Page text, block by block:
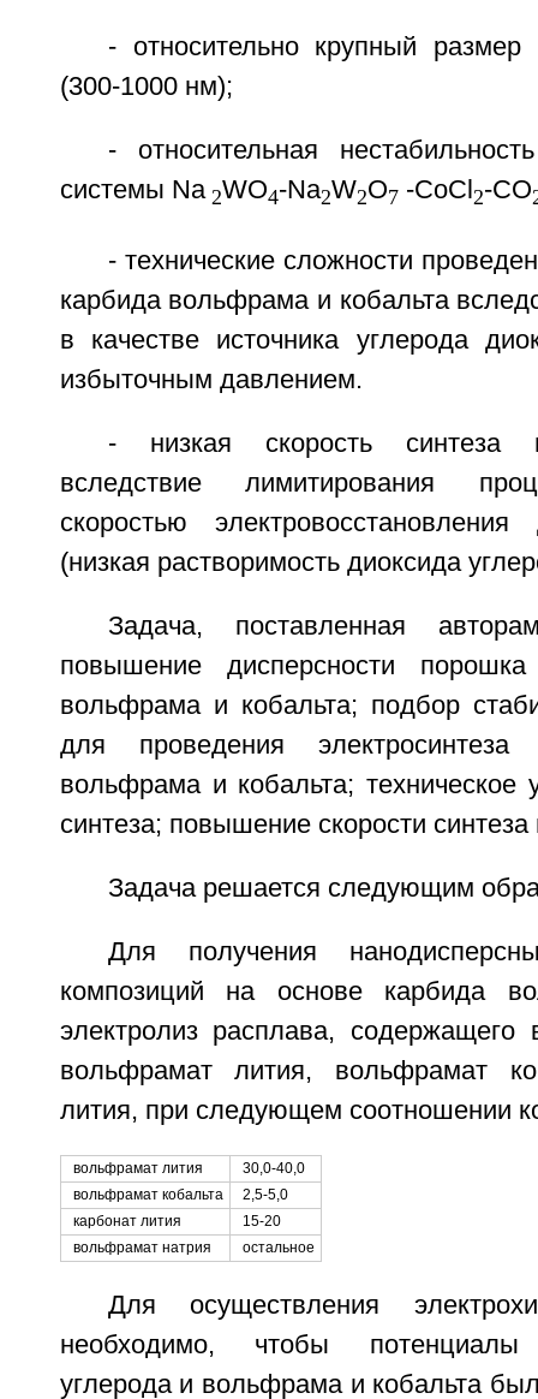
- относительно крупный
(300-1000 нм);
- относительная
системы Na2WO4-Na2W2O7-CoCl 2-CO
- технические сложности
карбида вольфрама и кобальта
в качестве источника углерода
избыточным давлением.
- низкая скорость синтеза
вследствие лимитирования
скоростью
(низкая растворимость диоксида
Задача, поставленная
повышение дисперсности
вольфрама и кобальта; подбор
для проведения электросинтеза
вольфрама и кобальта; техническое
синтеза; повышение скорости синтеза
Задача решается следующим
Для получения
композиций на основе карбида
электролиз расплава, содержащего
вольфрамат лития, вольфрамат
лития, при следующем соотношении
вольфрамат лития
30,0-40,0
вольфрамат кобальта
2,5-5,0
карбонат лития
15-20
вольфрамат натрия
остальное
Для осуществления
необходимо, чтобы потенциалы
углерода и вольфрама и кобальта